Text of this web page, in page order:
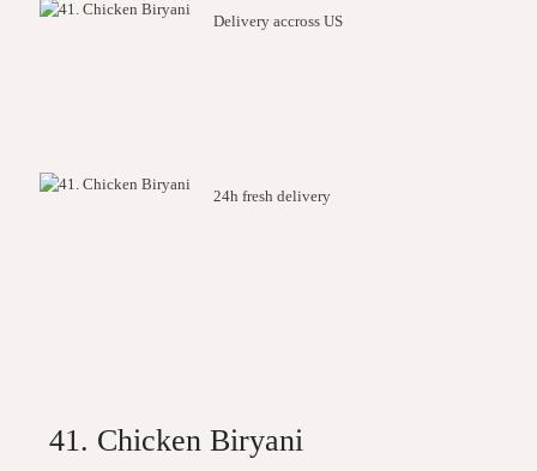
Delivery accross US
24h fresh delivery
41. Chicken Biryani